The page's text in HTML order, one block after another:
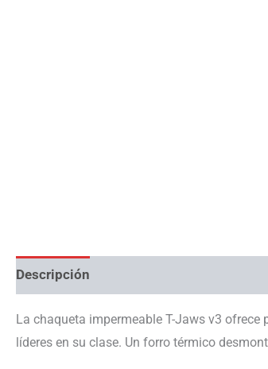
Descripción
La chaqueta impermeable T-Jaws v3
líderes en su clase. Un forro térmico